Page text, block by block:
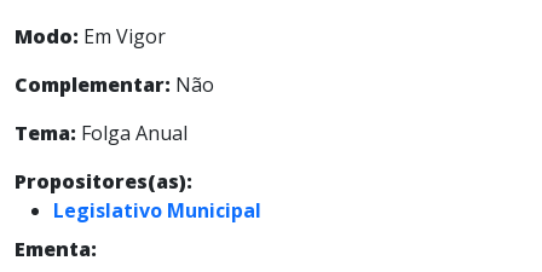
Modo: Em Vigor
Complementar: Não
Tema: Folga Anual
Propositores(as):
Legislativo Municipal
Ementa: